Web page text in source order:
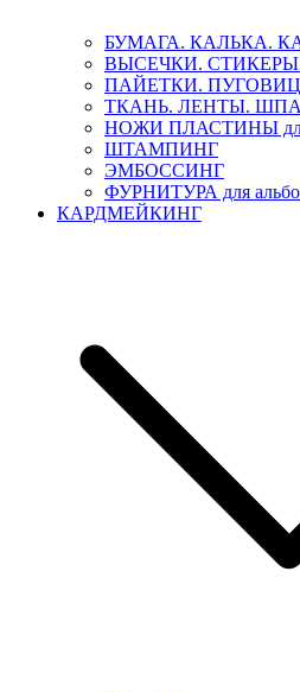
БУМАГА. КАЛЬКА.
ВЫСЕЧКИ.
ПАЙЕТКИ.
ТКАНЬ. ЛЕНТЫ.
НОЖИ ПЛАСТИНЫ
ШТАМПИНГ
ЭМБОССИНГ
ФУРНИТУРА для
КАРДМЕЙКИНГ